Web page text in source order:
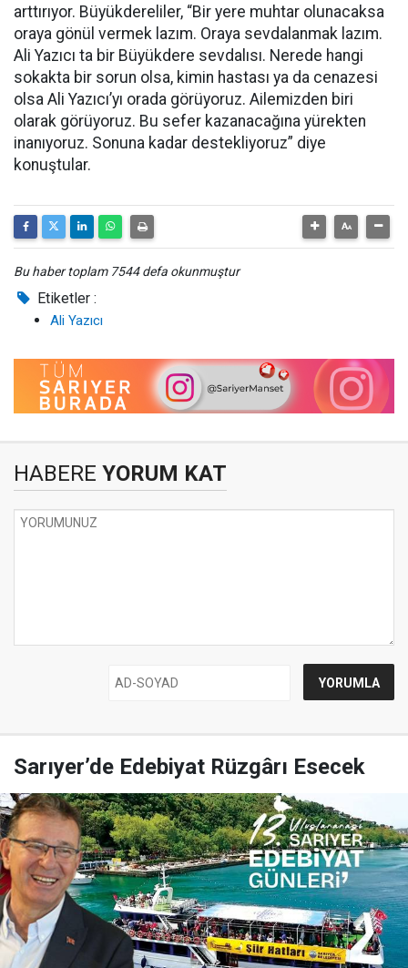
arttırıyor. Büyükdereliler, “Bir yere muhtar olunacaksa
oraya gönül vermek lazım. Oraya sevdalanmak lazım.
Ali Yazıcı ta bir Büyükdere sevdalısı. Nerede hangi
sokakta bir sorun olsa, kimin hastası ya da cenazesi
olsa Ali Yazıcı’yı orada görüyoruz. Ailemizden biri
olarak görüyoruz. Bu sefer kazanacağına yürekten
inanıyoruz. Sonuna kadar destekliyoruz” diye
konuştular.
Bu haber toplam 7544 defa okunmuştur
Etiketler :
Ali Yazıcı
HABERE YORUM KAT
Sarıyer’de Edebiyat Rüzgârı Esecek